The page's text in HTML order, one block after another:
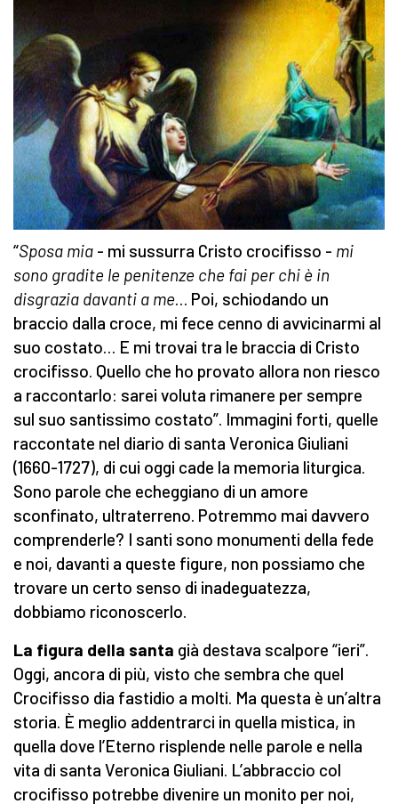
“Sposa mia - mi sussurra Cristo crocifisso - mi
sono gradite le penitenze che fai per chi è in
disgrazia davanti a me… Poi, schiodando un
braccio dalla croce, mi fece cenno di avvicinarmi al
suo costato… E mi trovai tra le braccia di Cristo
crocifisso. Quello che ho provato allora non riesco
a raccontarlo: sarei voluta rimanere per sempre
sul suo santissimo costato”. Immagini forti, quelle
raccontate nel diario di santa Veronica Giuliani
(1660-1727), di cui oggi cade la memoria liturgica.
Sono parole che echeggiano di un amore
sconfinato, ultraterreno. Potremmo mai davvero
comprenderle? I santi sono monumenti della fede
e noi, davanti a queste figure, non possiamo che
trovare un certo senso di inadeguatezza,
dobbiamo riconoscerlo.
La figura della santa già destava scalpore “ieri”.
Oggi, ancora di più, visto che sembra che quel
Crocifisso dia fastidio a molti. Ma questa è un’altra
storia. È meglio addentrarci in quella mistica, in
quella dove l’Eterno risplende nelle parole e nella
vita di santa Veronica Giuliani. L’abbraccio col
crocifisso potrebbe divenire un monito per noi,